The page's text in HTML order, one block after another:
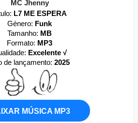
MC Jhenny
L7 ME ESPERA
Género: Funk
Tamanho: MB
Formato: MP3
Excelente √
de lançamento: 2025
MÚSICA MP3